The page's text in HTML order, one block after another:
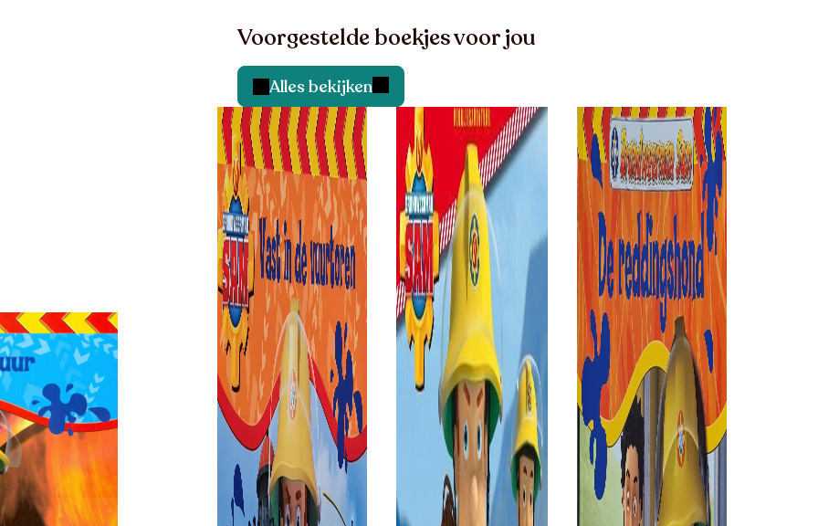
Voorgestelde boekjes voor jou
Alles bekijken